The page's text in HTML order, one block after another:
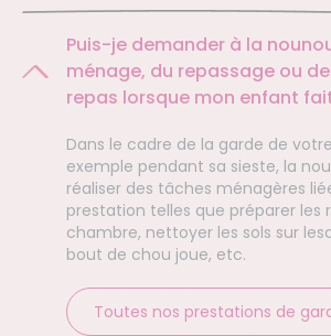
Puis-je demander à la
ménage, du repassage ou
repas lorsque mon enfant
Dans le cadre de la garde de
exemple pendant sa sieste, la
réaliser des tâches ménagères
prestation telles que préparer les
chambre, nettoyer les sols sur
bout de chou joue, etc.
Toutes nos prestations de